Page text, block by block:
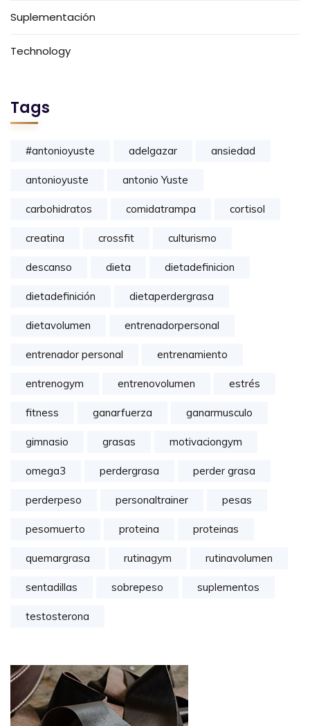
Suplementación
Technology
Tags
#antonioyuste adelgazar ansiedad
antonioyuste antonio Yuste
carbohidratos comidatrampa cortisol
creatina crossfit culturismo
descanso dieta dietadefinicion
dietadefinición dietaperdergrasa
dietavolumen entrenadorpersonal
entrenador personal entrenamiento
entrenogym entrenovolumen estrés
fitness ganarfuerza ganarmusculo
gimnasio grasas motivaciongym
omega3 perdergrasa perder grasa
perderpeso personaltrainer pesas
pesomuerto proteina proteinas
quemargrasa rutinagym rutinavolumen
sentadillas sobrepeso suplementos
testosterona